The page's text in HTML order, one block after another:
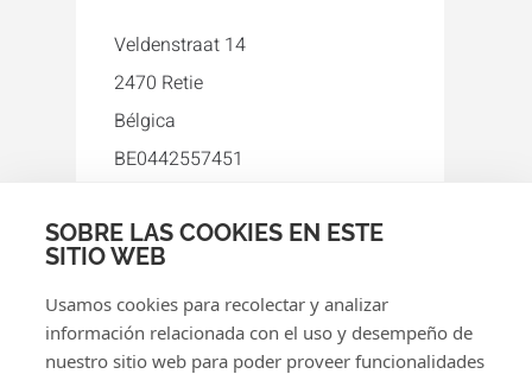
SOBRE LAS COOKIES EN ESTE
SITIO WEB
Usamos cookies para recolectar y analizar
información relacionada con el uso y desempeño de
nuestro sitio web para poder proveer funcionalidades
Veldenstraat 14
2470 Retie
Bélgica
BE0442557451
info@eurotag.eu
Facebook
LinkedIn